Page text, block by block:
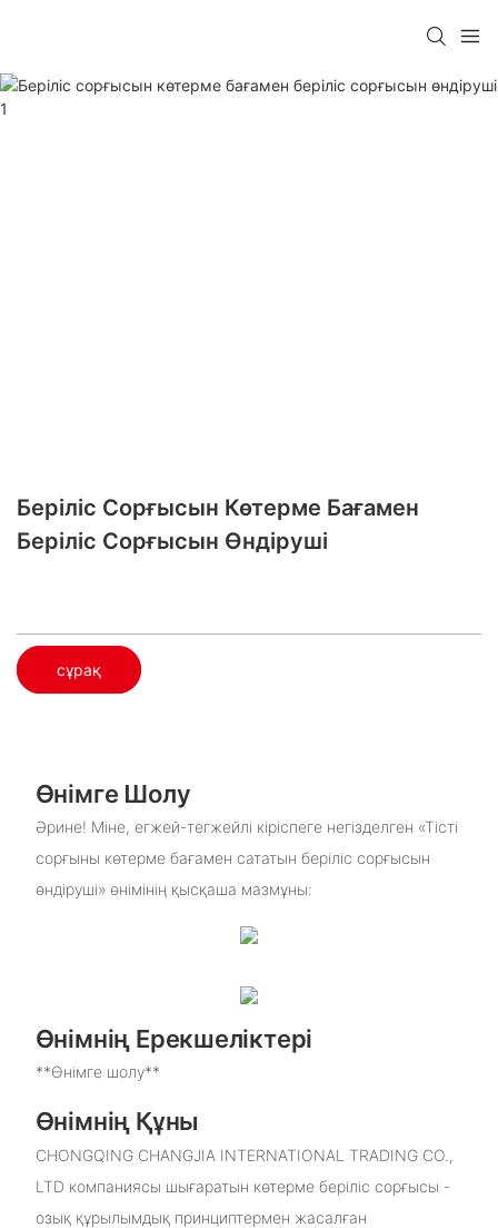
Беріліс Сорғысын Көтерме Бағамен
Беріліс Сорғысын Өндіруші
сұрақ
Өнімге Шолу
Әрине! Міне, егжей-тегжейлі кіріспеге негізделген «Тісті
сорғыны көтерме бағамен сататын беріліс сорғысын
өндіруші» өнімінің қысқаша мазмұны:
Өнімнің Ерекшеліктері
**Өнімге шолу**
Өнімнің Құны
CHONGQING CHANGJIA INTERNATIONAL TRADING CO.,
LTD компаниясы шығаратын көтерме беріліс сорғысы -
озық құрылымдық принциптермен жасалған